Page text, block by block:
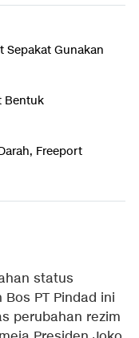
Sepakat Gunakan
Bentuk
Freeport
status
PT Pindad ini
perubahan rezim